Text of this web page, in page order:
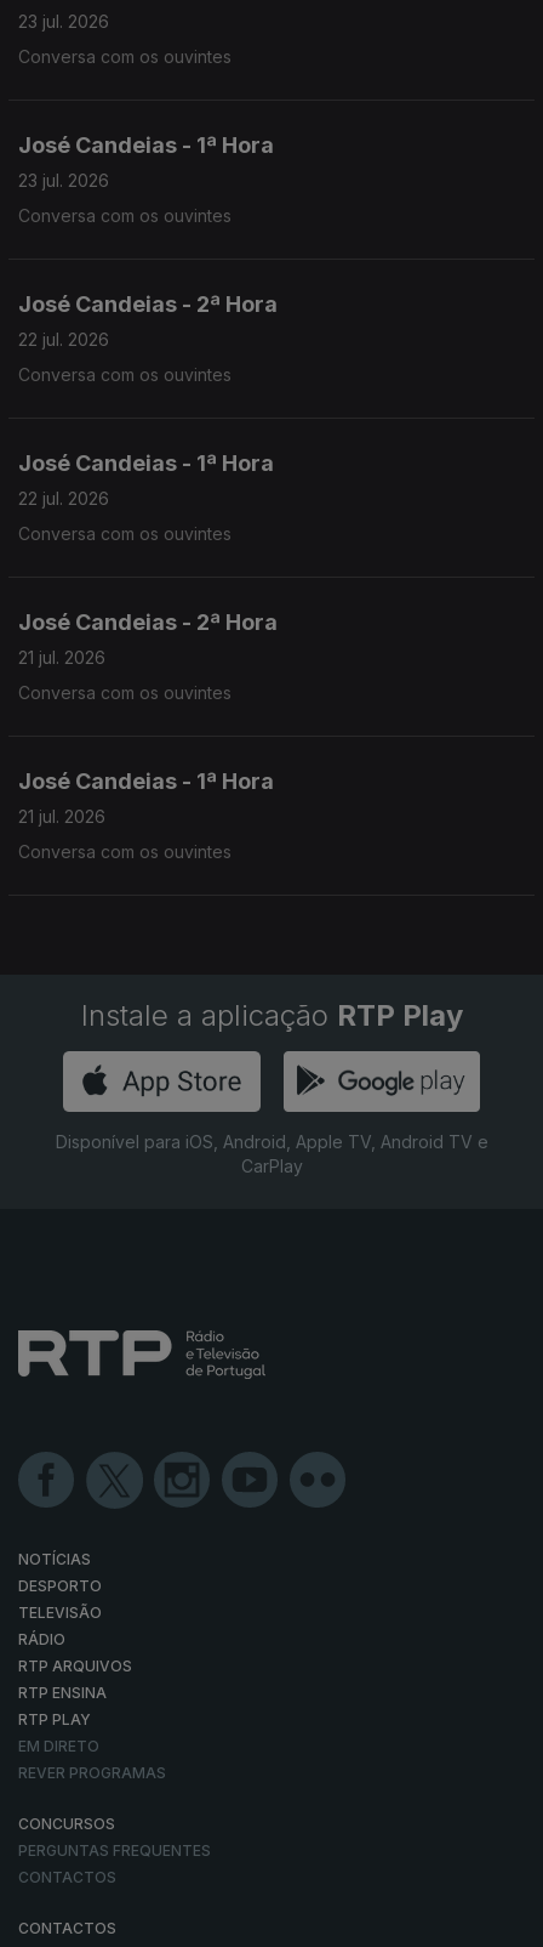
23 jul. 2026
Conversa com os ouvintes
José Candeias - 1ª Hora
23 jul. 2026
Conversa com os ouvintes
José Candeias - 2ª Hora
22 jul. 2026
Conversa com os ouvintes
José Candeias - 1ª Hora
22 jul. 2026
Conversa com os ouvintes
José Candeias - 2ª Hora
21 jul. 2026
Conversa com os ouvintes
José Candeias - 1ª Hora
21 jul. 2026
Conversa com os ouvintes
Instale a aplicação RTP Play
Disponível para iOS, Android, Apple TV, Android TV e
CarPlay
NOTÍCIAS
DESPORTO
TELEVISÃO
RÁDIO
RTP ARQUIVOS
RTP ENSINA
RTP PLAY
EM DIRETO
REVER PROGRAMAS
CONCURSOS
PERGUNTAS FREQUENTES
CONTACTOS
CONTACTOS